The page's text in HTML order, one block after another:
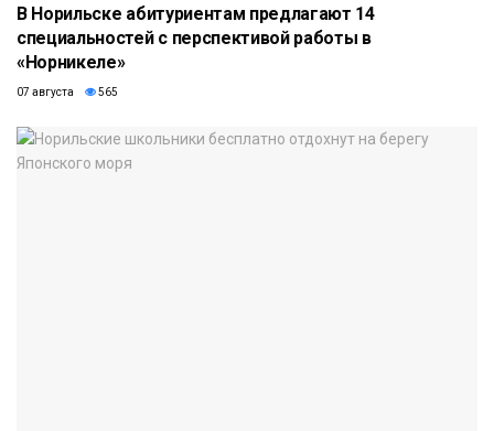
В Норильске абитуриентам предлагают 14
специальностей с перспективой работы в
«Норникеле»
07 августа 565